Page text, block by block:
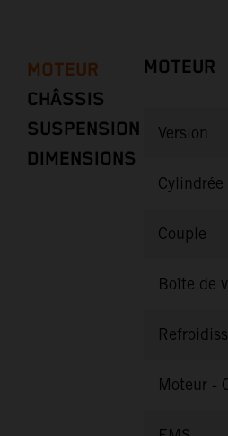
MOTEUR
CHÂSSIS
SUSPENSION
DIMENSIONS
MOTEUR
Version
Cylindrée
Couple
Boîte de
Moteur -